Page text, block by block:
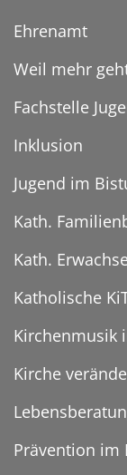
Ehrenamt
Weil mehr
Fachstelle
Inklusion
Jugend im
Kath.
Kath.
Katholische
Kirchenmusik
Kirche
Prävention im